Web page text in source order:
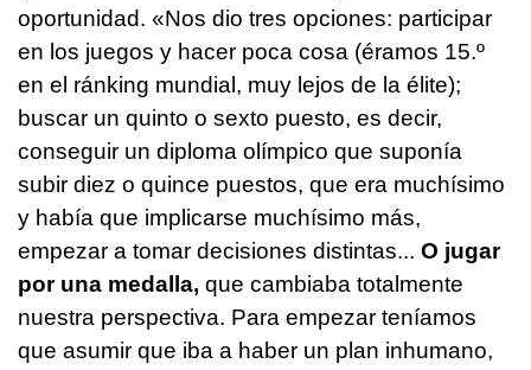
oportunidad. «Nos dio tres opciones: participar
en los juegos y hacer poca cosa (éramos 15.º
en el ránking mundial, muy lejos de la élite);
buscar un quinto o sexto puesto, es decir,
conseguir un diploma olímpico que suponía
subir diez o quince puestos, que era muchísimo
y había que implicarse muchísimo más,
empezar a tomar decisiones distintas... O jugar
por una medalla, que cambiaba totalmente
nuestra perspectiva. Para empezar teníamos
que asumir que iba a haber un plan inhumano,